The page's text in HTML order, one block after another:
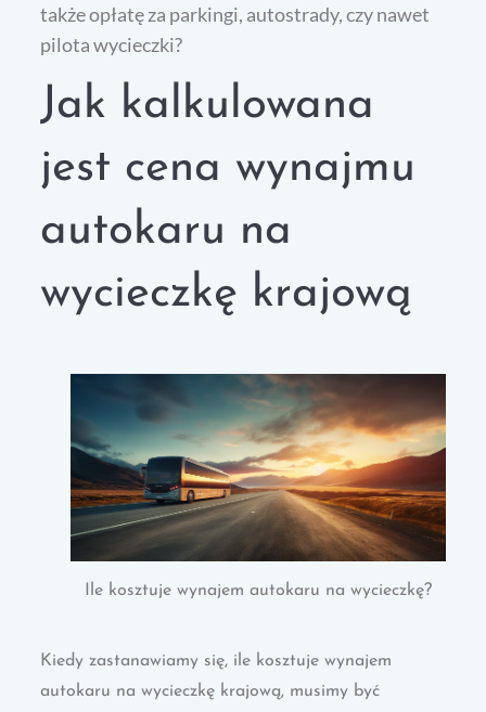
także opłatę za parkingi, autostrady, czy nawet
pilota wycieczki?
Jak kalkulowana
jest cena wynajmu
autokaru na
wycieczkę krajową
Ile kosztuje wynajem autokaru na wycieczkę?
Kiedy zastanawiamy się, ile kosztuje wynajem
autokaru na wycieczkę krajową, musimy być